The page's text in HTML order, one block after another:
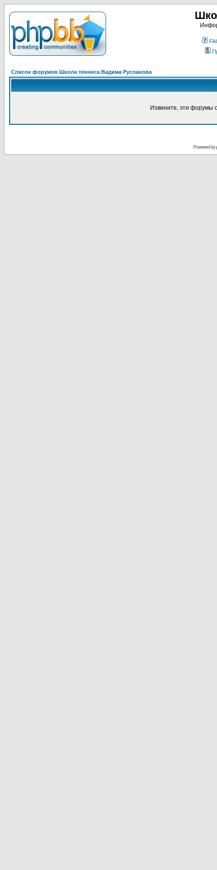
Список форумов Школа тенниса Вадима Русланова
Извините, эти форумы
Powered by